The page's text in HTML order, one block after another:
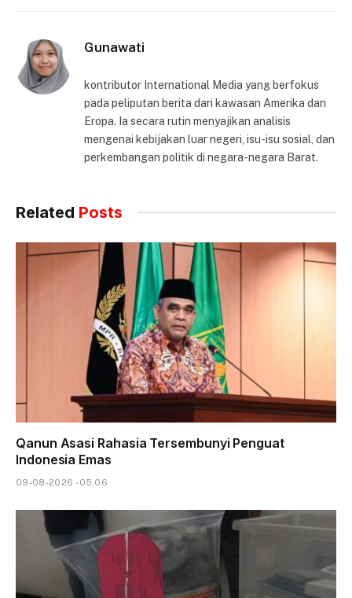
Gunawati
kontributor International Media yang berfokus
pada peliputan berita dari kawasan Amerika dan
Eropa. Ia secara rutin menyajikan analisis
mengenai kebijakan luar negeri, isu-isu sosial, dan
perkembangan politik di negara-negara Barat.
Related Posts
Qanun Asasi Rahasia Tersembunyi Penguat
Indonesia Emas
09-08-2026 - 05.06